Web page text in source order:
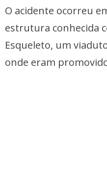
O acidente ocorreu
estrutura conhecida
Esqueleto, um
onde eram